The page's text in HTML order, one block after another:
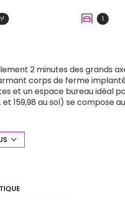
1
2 minutes des grands
corps de ferme
et un espace bureau idéal
et 159,98 au sol) se compose
chambre parentale avec
complète l’habitation
et d’une salle d’eau
ou un rendement locatif